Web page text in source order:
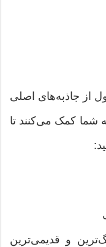
از جاذبه‌های اصلی
شما کمک می‌کنند تا
و قدیمی‌ترین